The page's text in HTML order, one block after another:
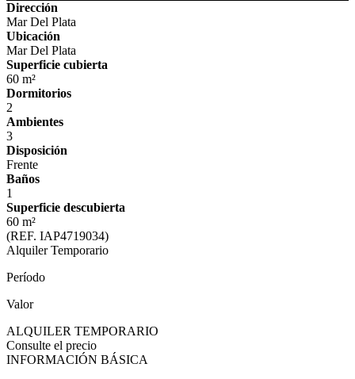
Dirección
Mar Del Plata
Ubicación
Mar Del Plata
Superficie cubierta
60 m²
Dormitorios
2
Ambientes
3
Disposición
Frente
Baños
1
Superficie descubierta
60 m²
(REF. IAP4719034)
Alquiler Temporario
Período
Valor
ALQUILER TEMPORARIO
Consulte el precio
INFORMACIÓN BÁSICA